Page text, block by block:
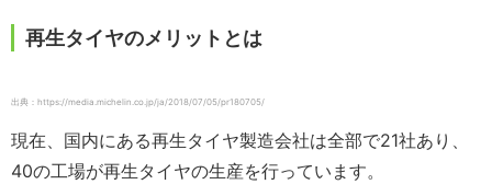
再生タイヤのメリットとは
出典：https://media.michelin.co.jp/ja/2018/07/05/pr180705/
現在、国内にある再生タイヤ製造会社は全部で21社あり、
40の工場が再生タイヤの生産を行っています。